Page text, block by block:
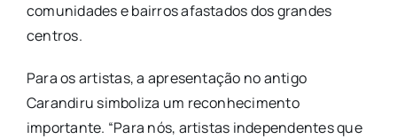
comunidades e bairros afastados dos grandes
centros.
Para os artistas, a apresentação no antigo
Carandiru simboliza um reconhecimento
importante. “Para nós, artistas independentes que